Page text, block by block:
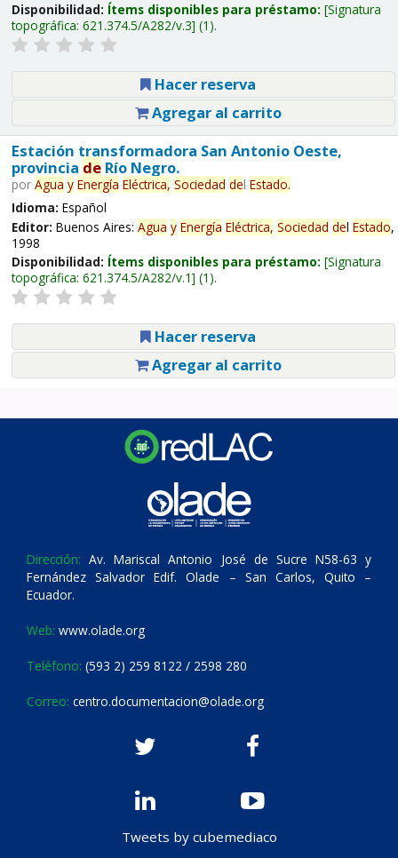
Disponibilidad: Ítems disponibles para préstamo: Signatura
topográfica: 621.374.5/A282/v.3 (1).
Hacer reserva
Agregar al carrito
Estación transformadora San Antonio Oeste,
provincia deRío Negro.
por Agua y Energía Eléctrica, Sociedad del Estado.
Idioma: Español
Editor: Buenos Aires: Agua y Energía Eléctrica, Sociedad del Estado,
1998
Disponibilidad: Ítems disponibles para préstamo: Signatura
topográfica: 621.374.5/A282/v.1 (1).
Hacer reserva
Agregar al carrito
Dirección: Av. Mariscal Antonio José de Sucre N58-63 y
Fernández Salvador Edif. Olade – San Carlos, Quito –
Ecuador.
Web: www.olade.org
Teléfono: (593 2) 259 8122 / 2598 280
Correo: centro.documentacion@olade.org
Tweets by cubemediaco